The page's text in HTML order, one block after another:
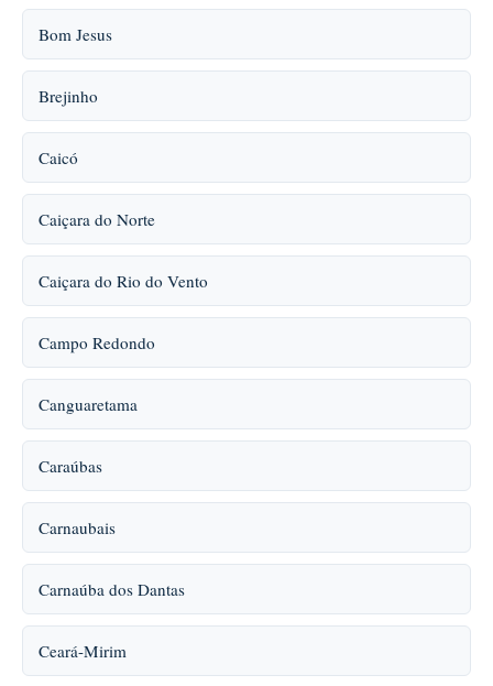
Bom Jesus
Brejinho
Caicó
Caiçara do Norte
Caiçara do Rio do Vento
Campo Redondo
Canguaretama
Caraúbas
Carnaubais
Carnaúba dos Dantas
Ceará-Mirim